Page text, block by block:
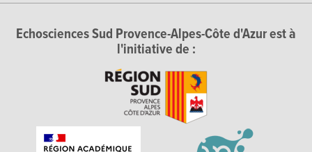
Echosciences Sud Provence-Alpes-Côte d'Azur est à
l'initiative de :